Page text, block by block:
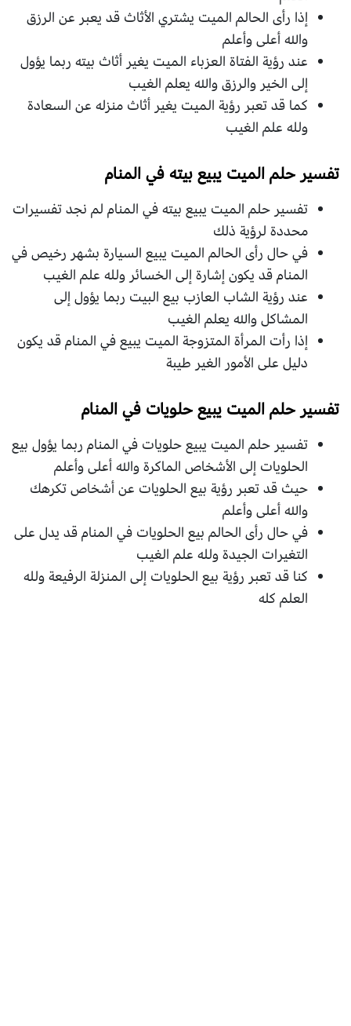
إذا رأى الحالم الميت يشتري الأثاث قد يعبر عن الرزق
والله أعلى وأعلم
عند رؤية الفتاة العزباء الميت يغير أثاث بيته ربما يؤول
إلى الخير والرزق والله يعلم الغيب
كما قد تعبر رؤية الميت يغير أثاث منزله عن السعادة
ولله علم الغيب
تفسير حلم الميت يبيع بيته في المنام
تفسير حلم الميت يبيع بيته في المنام لم نجد تفسيرات
محددة لرؤية ذلك
في حال رأى الحالم الميت يبيع السيارة بشهر رخيص في
المنام قد يكون إشارة إلى الخسائر ولله علم الغيب
عند رؤية الشاب العازب بيع البيت ربما يؤول إلى
المشاكل والله يعلم الغيب
إذا رأت المرأة المتزوجة الميت يبيع في المنام قد يكون
دليل على الأمور الغير طيبة
تفسير حلم الميت يبيع حلويات في المنام
تفسير حلم الميت يبيع حلويات في المنام ربما يؤول بيع
الحلويات إلى الأشخاص الماكرة والله أعلى وأعلم
حيث قد تعبر رؤية بيع الحلويات عن أشخاص تكرهك
والله أعلى وأعلم
في حال رأى الحالم بيع الحلويات في المنام قد يدل على
التغيرات الجيدة ولله علم الغيب
كنا قد تعبر رؤية بيع الحلويات إلى المنزلة الرفيعة ولله
العلم كله